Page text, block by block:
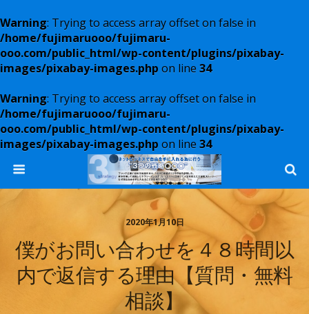
Warning: Trying to access array offset on false in
/home/fujimaruooo/fujimaru-
ooo.com/public_html/wp-content/plugins/pixabay-
images/pixabay-images.php on line 34
Warning: Trying to access array offset on false in
/home/fujimaruooo/fujimaru-
ooo.com/public_html/wp-content/plugins/pixabay-
images/pixabay-images.php on line 34
2020年1月10日
僕がお問い合わせを４８時間以
内で返信する理由【質問・無料
相談】